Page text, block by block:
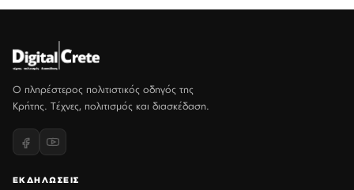
Ο πληρέστερος πολιτιστικός οδηγός της
Κρήτης. Τέχνες, πολιτισμός και διασκέδαση.
ΕΚΔΗΛΩΣΕΙΣ